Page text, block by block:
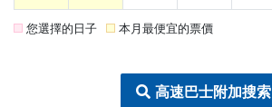
您選擇的日子 本月最便宜的票價
高速巴士附加搜索